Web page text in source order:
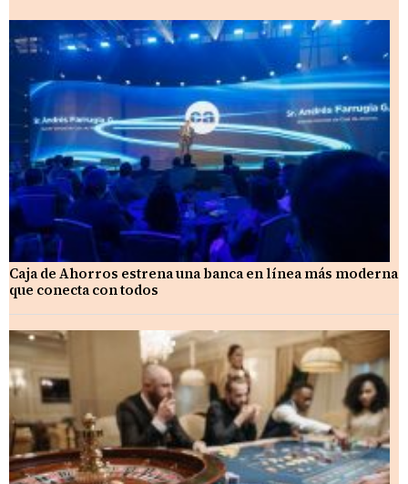
Caja de Ahorros estrena una banca en línea más moderna
que conecta con todos